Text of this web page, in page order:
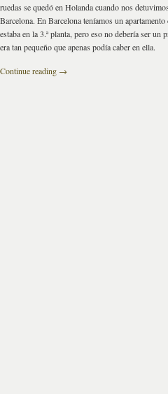
ruedas se quedó en Holanda cuando nos
Barcelona. En Barcelona teníamos un
estaba en la 3.ª planta, pero eso no debería ser
era tan pequeño que apenas podía caber en ella.
Continue reading →